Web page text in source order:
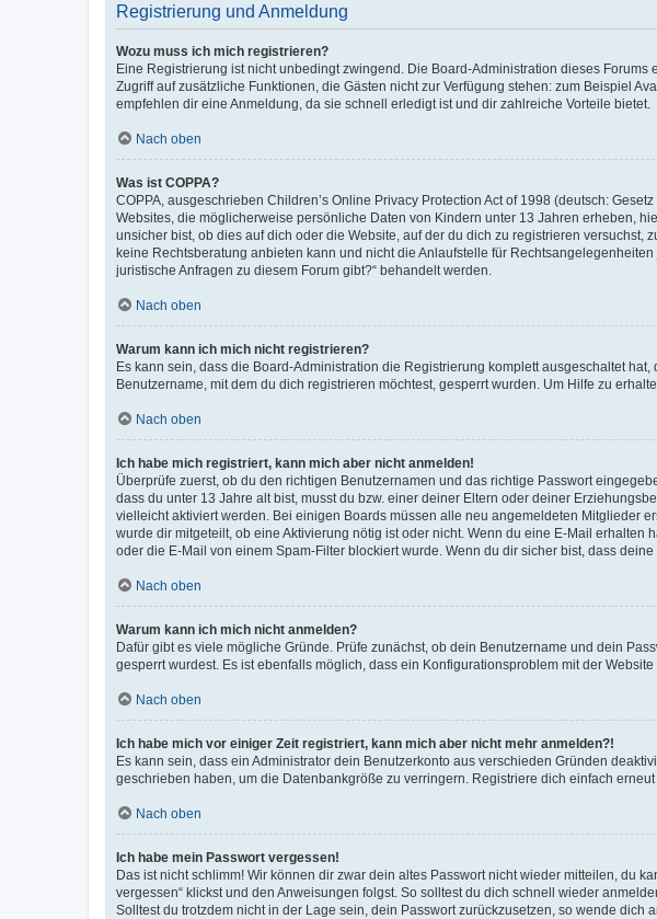
Registrierung und Anmeldung
Wozu muss ich mich registrieren?
Eine Registrierung ist nicht unbedingt zwingend. Die Board-Administration dieses
Zugriff auf zusätzliche Funktionen, die Gästen nicht zur Verfügung stehen: zum Beispiel
empfehlen dir eine Anmeldung, da sie schnell erledigt ist und dir zahlreiche Vorteile bietet.
Nach oben
Was ist COPPA?
COPPA, ausgeschrieben Children’s Online Privacy Protection Act of 1998 (deutsch:
Websites, die möglicherweise persönliche Daten von Kindern unter 13 Jahren erheben,
unsicher bist, ob dies auf dich oder die Website, auf der du dich zu registrieren
keine Rechtsberatung anbieten kann und nicht die Anlaufstelle für
juristische Anfragen zu diesem Forum gibt?“ behandelt werden.
Nach oben
Warum kann ich mich nicht registrieren?
Es kann sein, dass die Board-Administration die Registrierung komplett ausgeschaltet
Benutzername, mit dem du dich registrieren möchtest, gesperrt wurden. Um Hilfe zu
Nach oben
Ich habe mich registriert, kann mich aber nicht anmelden!
Überprüfe zuerst, ob du den richtigen Benutzernamen und das richtige Passwort
dass du unter 13 Jahre alt bist, musst du bzw. einer deiner Eltern oder deiner
vielleicht aktiviert werden. Bei einigen Boards müssen alle neu angemeldeten Mitglieder
wurde dir mitgeteilt, ob eine Aktivierung nötig ist oder nicht. Wenn du eine E-Mail
oder die E-Mail von einem Spam-Filter blockiert wurde. Wenn du dir sicher bist, dass
Nach oben
Warum kann ich mich nicht anmelden?
Dafür gibt es viele mögliche Gründe. Prüfe zunächst, ob dein Benutzername und dein
gesperrt wurdest. Es ist ebenfalls möglich, dass ein Konfigurationsproblem mit der
Nach oben
Ich habe mich vor einiger Zeit registriert, kann mich aber nicht mehr anmelden?!
Es kann sein, dass ein Administrator dein Benutzerkonto aus verschieden Gründen
geschrieben haben, um die Datenbankgröße zu verringern. Registriere dich einfach
Nach oben
Ich habe mein Passwort vergessen!
Das ist nicht schlimm! Wir können dir zwar dein altes Passwort nicht wieder mitteilen, du
vergessen“ klickst und den Anweisungen folgst. So solltest du dich schnell wieder
Solltest du trotzdem nicht in der Lage sein, dein Passwort zurückzusetzen, so wende dich